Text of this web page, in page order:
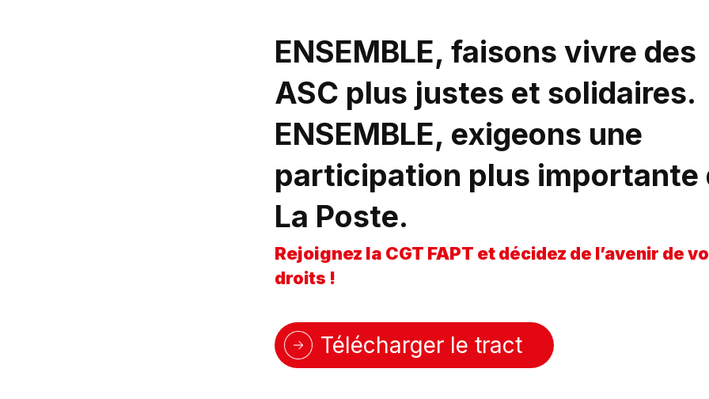
ENSEMBLE, faisons vivre des
ASC plus justes et solidaires.
ENSEMBLE, exigeons une
participation plus importante
La Poste.
Rejoignez la CGT FAPT et décidez de l’avenir de
droits !
Télécharger le tract